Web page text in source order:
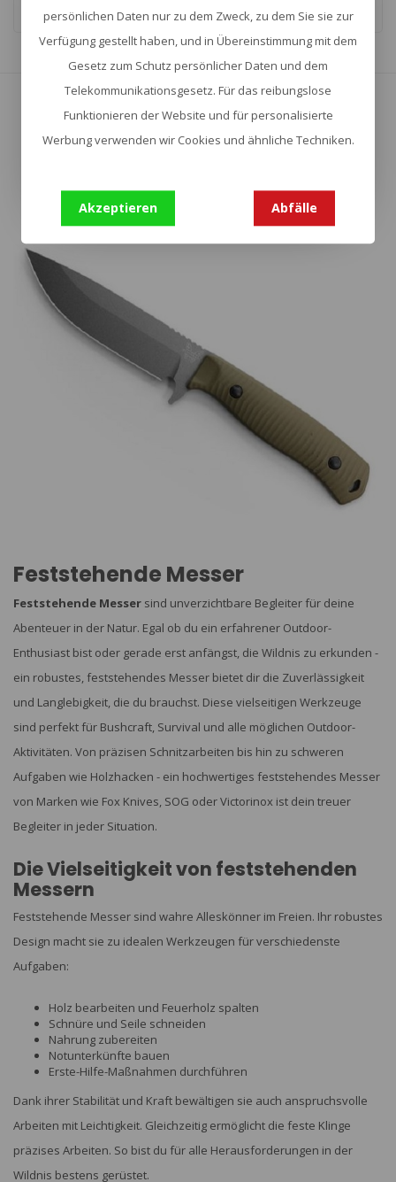
Zeige1-16von 57
Mehr anzeigen
Feststehende Messer
Feststehende Messer sind unverzichtbare Begleiter für deine
Abenteuer in der Natur. Egal ob du ein erfahrener Outdoor-
Enthusiast bist oder gerade erst anfängst, die Wildnis zu erkunden -
ein robustes, feststehendes Messer bietet dir die Zuverlässigkeit
und Langlebigkeit, die du brauchst. Diese vielseitigen Werkzeuge
sind perfekt für Bushcraft, Survival und alle möglichen Outdoor-
Aktivitäten. Von präzisen Schnitzarbeiten bis hin zu schweren
Aufgaben wie Holzhacken - ein hochwertiges feststehendes Messer
von Marken wie Fox Knives, SOG oder Victorinox ist dein treuer
Begleiter in jeder Situation.
Die Vielseitigkeit von feststehenden
Messern
Feststehende Messer sind wahre Alleskönner im Freien. Ihr robustes
Design macht sie zu idealen Werkzeugen für verschiedenste
Aufgaben:
Holz bearbeiten und Feuerholz spalten
Schnüre und Seile schneiden
Nahrung zubereiten
Notunterkünfte bauen
Erste-Hilfe-Maßnahmen durchführen
Dank ihrer Stabilität und Kraft bewältigen sie auch anspruchsvolle
Arbeiten mit Leichtigkeit. Gleichzeitig ermöglicht die feste Klinge
präzises Arbeiten. So bist du für alle Herausforderungen in der
Wildnis bestens gerüstet.
persönlichen Daten nur zu dem Zweck, zu dem Sie sie zur
Verfügung gestellt haben, und in Übereinstimmung mit dem
Gesetz zum Schutz persönlicher Daten und dem
Telekommunikationsgesetz. Für das reibungslose
Funktionieren der Website und für personalisierte
Werbung verwenden wir Cookies und ähnliche Techniken.
Akzeptieren Abfälle